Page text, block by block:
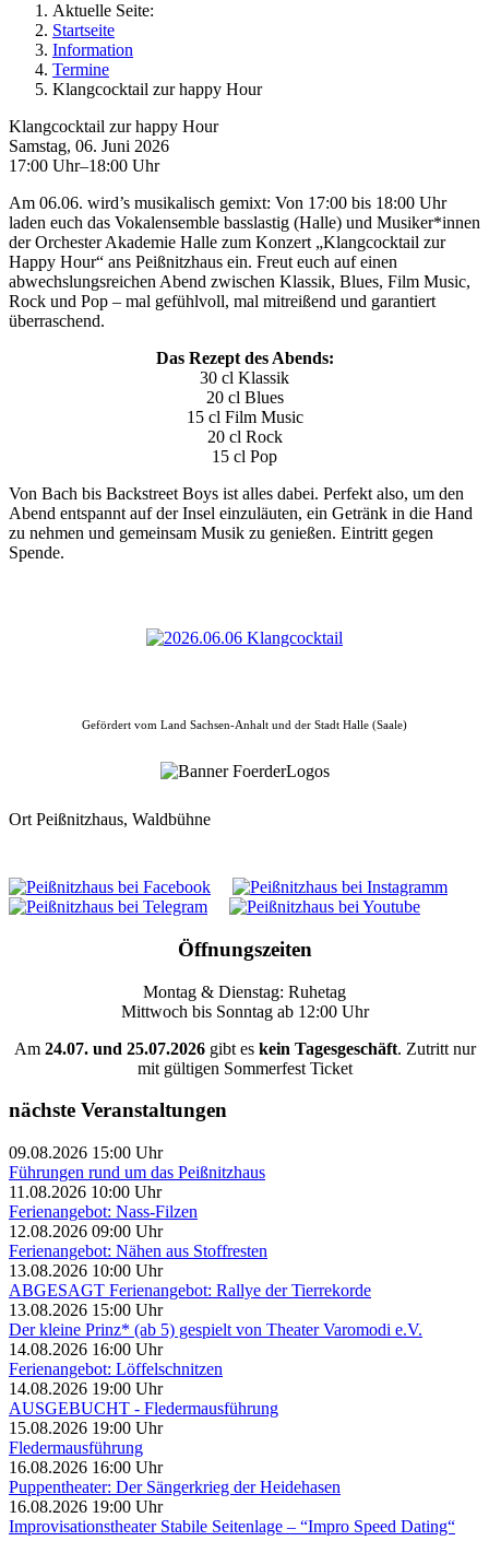
Aktuelle Seite:
Startseite
Information
Termine
Klangcocktail zur happy Hour
Klangcocktail zur happy Hour
Samstag, 06. Juni 2026
17:00 Uhr–18:00 Uhr
Am 06.06. wird’s musikalisch gemixt: Von 17:00 bis 18:00 Uhr
laden euch das Vokalensemble basslastig (Halle) und Musiker*innen
der Orchester Akademie Halle zum Konzert „Klangcocktail zur
Happy Hour“ ans Peißnitzhaus ein. Freut euch auf einen
abwechslungsreichen Abend zwischen Klassik, Blues, Film Music,
Rock und Pop – mal gefühlvoll, mal mitreißend und garantiert
überraschend.
Das Rezept des Abends:
30 cl Klassik
20 cl Blues
15 cl Film Music
20 cl Rock
15 cl Pop
Von Bach bis Backstreet Boys ist alles dabei. Perfekt also, um den
Abend entspannt auf der Insel einzuläuten, ein Getränk in die Hand
zu nehmen und gemeinsam Musik zu genießen. Eintritt gegen
Spende.
Gefördert vom Land Sachsen-Anhalt und der Stadt Halle (Saale)
Ort Peißnitzhaus, Waldbühne
Öffnungszeiten
Montag & Dienstag: Ruhetag
Mittwoch bis Sonntag ab 12:00 Uhr
Am 24.07. und 25.07.2026gibt eskein Tagesgeschäft. Zutritt nur
mit gültigen Sommerfest Ticket
nächste Veranstaltungen
09.08.2026 15:00 Uhr
Führungen rund um das Peißnitzhaus
11.08.2026 10:00 Uhr
Ferienangebot: Nass-Filzen
12.08.2026 09:00 Uhr
Ferienangebot: Nähen aus Stoffresten
13.08.2026 10:00 Uhr
ABGESAGT Ferienangebot: Rallye der Tierrekorde
13.08.2026 15:00 Uhr
Der kleine Prinz* (ab 5) gespielt von Theater Varomodi e.V.
14.08.2026 16:00 Uhr
Ferienangebot: Löffelschnitzen
14.08.2026 19:00 Uhr
AUSGEBUCHT - Fledermausführung
15.08.2026 19:00 Uhr
Fledermausführung
16.08.2026 16:00 Uhr
Puppentheater: Der Sängerkrieg der Heidehasen
16.08.2026 19:00 Uhr
Improvisationstheater Stabile Seitenlage – “Impro Speed Dating“